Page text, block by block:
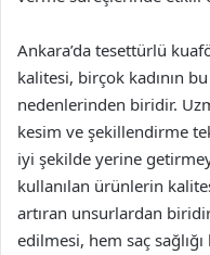
Ankara’da tesettürlü
kalitesi, birçok kadının
nedenlerinden biridir.
kesim ve şekillendirme
iyi şekilde yerine
kullanılan ürünlerin
artıran unsurlardan
edilmesi, hem saç